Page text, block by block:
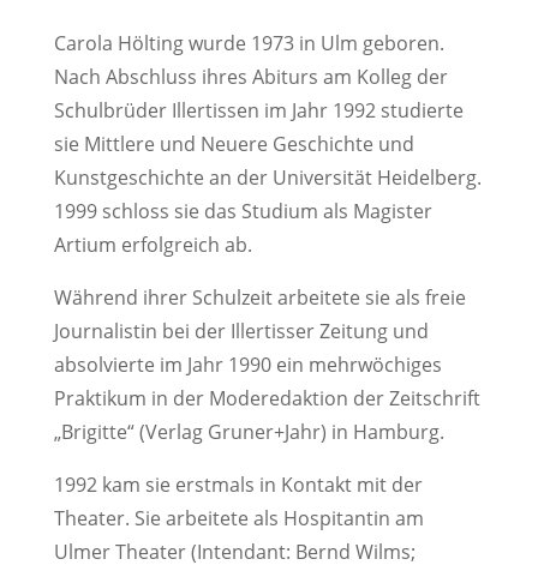
Carola Hölting wurde 1973 in Ulm geboren.
Nach Abschluss ihres Abiturs am Kolleg der
Schulbrüder Illertissen im Jahr 1992 studierte
sie Mittlere und Neuere Geschichte und
Kunstgeschichte an der Universität Heidelberg.
1999 schloss sie das Studium als Magister
Artium erfolgreich ab.
Während ihrer Schulzeit arbeitete sie als freie
Journalistin bei der Illertisser Zeitung und
absolvierte im Jahr 1990 ein mehrwöchiges
Praktikum in der Moderedaktion der Zeitschrift
„Brigitte“ (Verlag Gruner+Jahr) in Hamburg.
1992 kam sie erstmals in Kontakt mit der
Theater. Sie arbeitete als Hospitantin am
Ulmer Theater (Intendant: Bernd Wilms;